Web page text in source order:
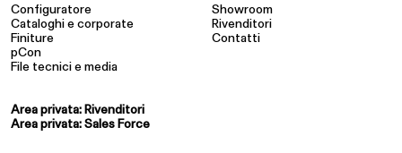
Configuratore
Cataloghi e corporate
Finiture
pCon
File tecnici e media
Area privata: Rivenditori
Area privata: Sales Force
Showroom
Rivenditori
Contatti